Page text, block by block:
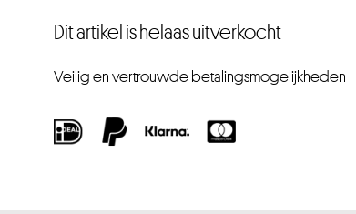
Dit artikel is helaas uitverkocht
Veilig en vertrouwde betalingsmogelijkheden